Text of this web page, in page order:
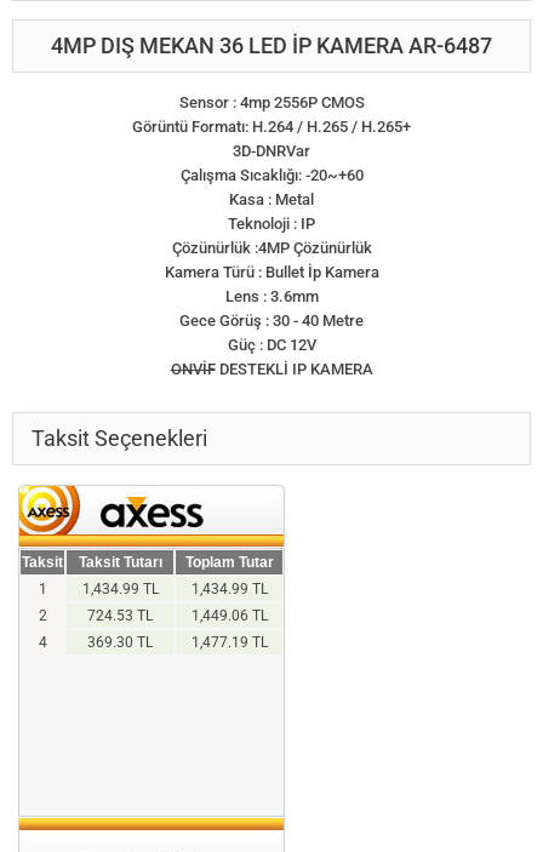
4MP DIŞ MEKAN 36 LED İP KAMERA AR-6487
Sensor : 4mp 2556P CMOS
Görüntü Formatı: H.264 / H.265 / H.265+
3D-DNRVar
Çalışma Sıcaklığı: -20~+60
Kasa : Metal
Teknoloji : IP
Çözünürlük :4MP Çözünürlük
Kamera Türü : Bullet İp Kamera
Lens : 3.6mm
Gece Görüş : 30 - 40 Metre
Güç : DC 12V
ONVİFDESTEKLİ IP KAMERA
Taksit Seçenekleri
Taksit Taksit Tutarı
Toplam Tutar
1
1,434.99 TL
1,434.99 TL
2
724.53 TL
1,449.06 TL
4
369.30 TL 1,477.19 TL